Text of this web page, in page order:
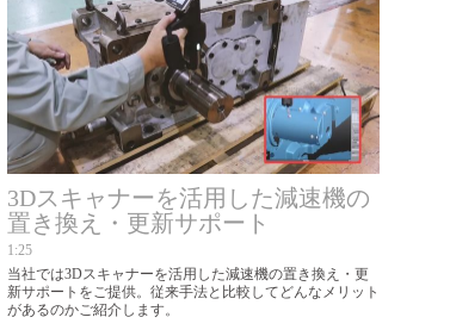
3Dスキャナーを活用した減速機の
置き換え・更新サポート
1:25
当社では3Dスキャナーを活用した減速機の置き換え・更
新サポートをご提供。従来手法と比較してどんなメリット
があるのかご紹介します。